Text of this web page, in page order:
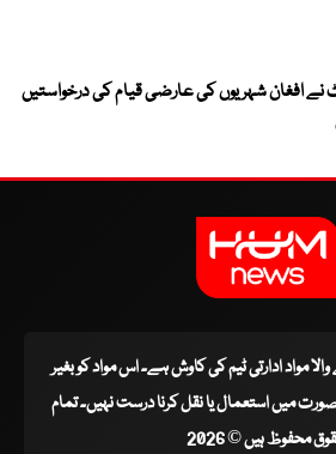
نے افغان شہریوں کی عارضی قیام کی درخواستیں
والا مواد ادارتی ٹیم کی کاوش ہے۔ اس مواد کو بغیر
میں استعمال یا نقل کرنا درست نہیں۔ تمام
محفوظ ہیں © 2026